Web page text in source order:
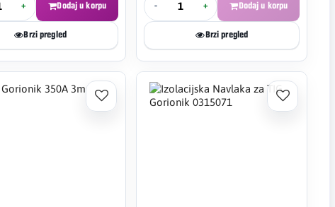
+ Dodaj u korpu
Brzi pregled
- + Dodaj u korpu
Brzi pregled